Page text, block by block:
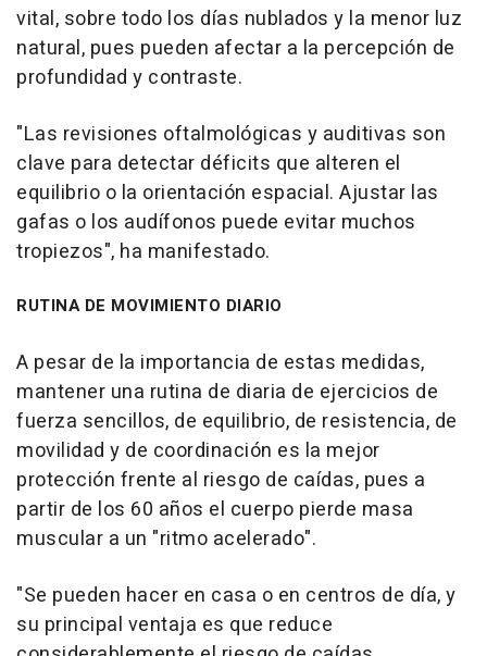
vital, sobre todo los días nublados y la menor luz
natural, pues pueden afectar a la percepción de
profundidad y contraste.
"Las revisiones oftalmológicas y auditivas son
clave para detectar déficits que alteren el
equilibrio o la orientación espacial. Ajustar las
gafas o los audífonos puede evitar muchos
tropiezos", ha manifestado.
RUTINA DE MOVIMIENTO DIARIO
A pesar de la importancia de estas medidas,
mantener una rutina de diaria de ejercicios de
fuerza sencillos, de equilibrio, de resistencia, de
movilidad y de coordinación es la mejor
protección frente al riesgo de caídas, pues a
partir de los 60 años el cuerpo pierde masa
muscular a un "ritmo acelerado".
"Se pueden hacer en casa o en centros de día, y
su principal ventaja es que reduce